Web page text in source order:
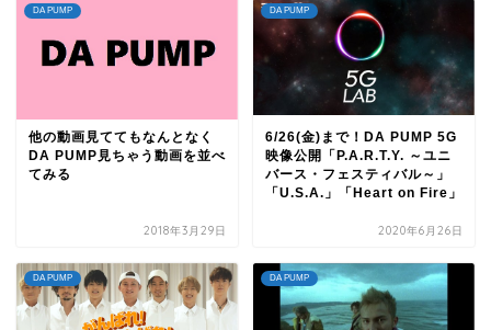
DA PUMP
他の動画見ててもなんとなく
DA PUMP見ちゃう動画を並べ
てみる
2018年3月29日
DA PUMP
6/26(金)まで！DA PUMP 5G
映像公開「P.A.R.T.Y. ～ユニ
バース・フェスティバル～」
「U.S.A.」「Heart on Fire」
2020年6月26日
DA PUMP DA PUMP